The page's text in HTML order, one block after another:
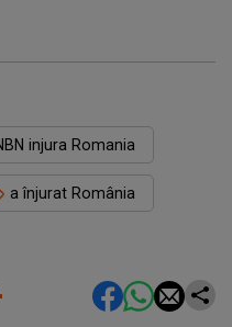
injura Romania
a înjurat România